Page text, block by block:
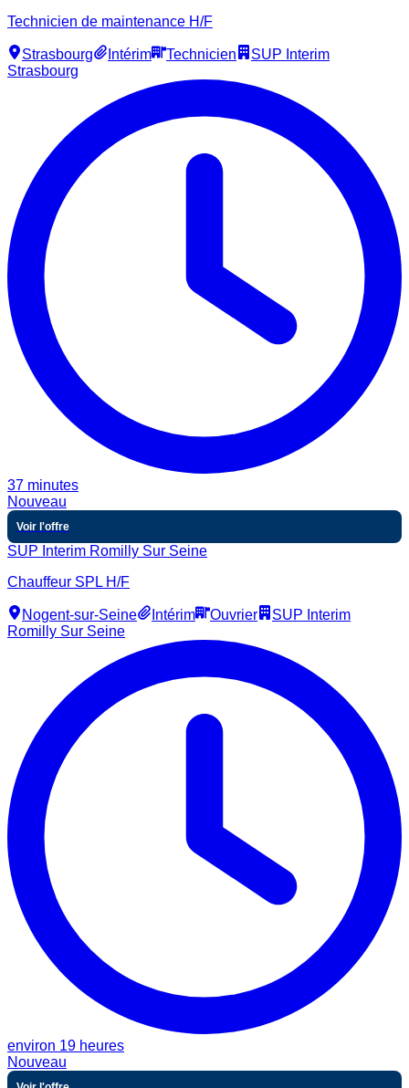
Technicien de maintenance H/F
Strasbourg Intérim Technicien
SUP Interim
Strasbourg
37 minutes
Nouveau
Voir l'offre
SUP Interim Romilly Sur Seine
Chauffeur SPL H/F
Nogent-sur-Seine Intérim Ouvrier
SUP Interim
Romilly Sur Seine
environ 19 heures
Nouveau